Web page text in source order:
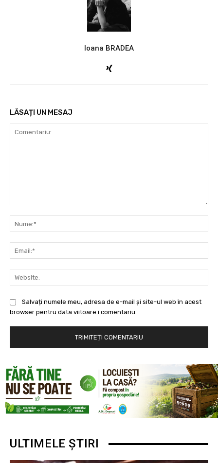
Ioana BRADEA
LĂSAȚI UN MESAJ
Salvați numele meu, adresa de e-mail și site-ul web în acest
browser pentru data viitoare i comentariu.
ULTIMELE ȘTIRI